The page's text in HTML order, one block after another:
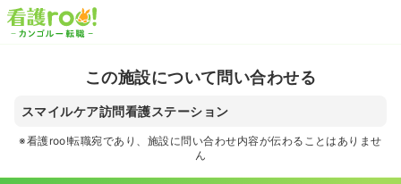
この施設について問い合わせる
スマイルケア訪問看護ステーション
※看護roo!転職宛であり、施設に問い合わせ内容が伝わることはありませ
ん